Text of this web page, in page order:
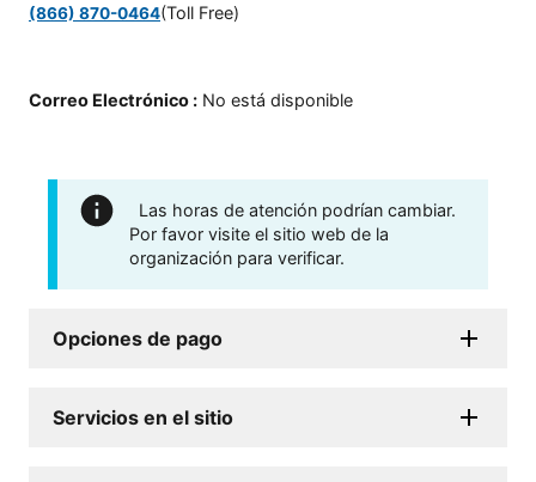
(866) 870-0464(Toll Free)
Correo Electrónico : No está disponible
Las horas de atención podrían cambiar.
Por favor visite el sitio web de la
organización para verificar.
Opciones de pago
Servicios en el sitio